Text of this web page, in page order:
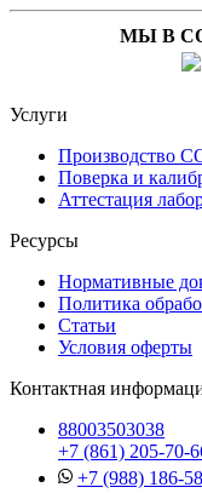
МЫ В
Услуги
Производство
Поверка и
Аттестация
Ресурсы
Нормативные
Политика
Статьи
Условия оферты
Контактная
88003503038
+7 (861) 205-70-
+7 (988) 186-